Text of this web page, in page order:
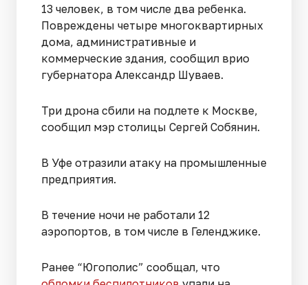
13 человек, в том числе два ребенка.
Повреждены четыре многоквартирных
дома, административные и
коммерческие здания, сообщил врио
губернатора Александр Шуваев.
Три дрона сбили на подлете к Москве,
сообщил мэр столицы Сергей Собянин.
В Уфе отразили атаку на промышленные
предприятия.
В течение ночи не работали 12
аэропортов, в том числе в Геленджике.
Ранее “Югополис” сообщал, что